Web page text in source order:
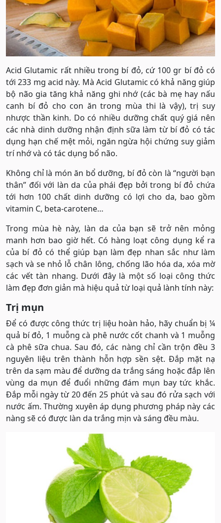
Acid Glutamic rất nhiều trong bí đỏ, cứ 100 gr bí đỏ có
tới 233 mg acid này. Mà Acid Glutamic có khả năng giúp
bộ não gia tăng khả năng ghi nhớ (các bà mẹ hay nấu
canh bí đỏ cho con ăn trong mùa thi là vậy), trị suy
nhược thần kinh. Do có nhiều dưỡng chất quý giá nên
các nhà dinh dưỡng nhận định sữa làm từ bí đỏ có tác
dụng hạn chế mệt mỏi, ngăn ngừa hội chứng suy giảm
trí nhớ và có tác dụng bổ não.
Không chỉ là món ăn bổ dưỡng, bí đỏ còn là “người bạn
thân” đối với làn da của phái đẹp bởi trong bí đỏ chứa
tới hơn 100 chất dinh dưỡng có lợi cho da, bao gồm
vitamin C, beta-carotene…
Trong mùa hè này, làn da của bạn sẽ trở nên mỏng
manh hơn bao giờ hết. Có hàng loạt công dụng kể ra
của bí đỏ có thể giúp bạn làm đẹp nhan sắc như làm
sạch và se nhỏ lỗ chân lông, chống lão hóa da, xóa mờ
các vết tàn nhang. Dưới đây là một số loại công thức
làm đẹp đơn giản mà hiệu quả từ loại quả lành tính này:
Trị mụn
Để có được công thức trị liệu hoàn hảo, hãy chuẩn bị ¼
quả bí đỏ, 1 muỗng cà phê nước cốt chanh và 1 muỗng
cà phê sữa chua. Sau đó, các nàng chỉ cần trộn đều 3
nguyên liệu trên thành hỗn hợp sền sệt. Đắp mặt nạ
trên da sạm màu để dưỡng da trắng sáng hoặc đắp lên
vùng da mụn để đuổi những đám mụn bay tức khắc.
Đắp mỗi ngày từ 20 đến 25 phút và sau đó rửa sạch với
nước ấm. Thường xuyên áp dụng phương pháp này các
nàng sẽ có được làn da trắng mịn và sáng đều màu.